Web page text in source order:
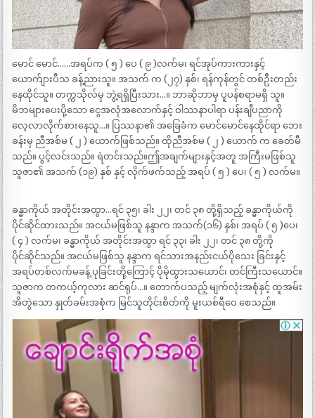
မောင် မောင်……အရပ်က ( ၅ ) ပေ ( ၉ )လက်မ၊ ရင်အုပ်ကားကားနှင့်
ယောက်ျားပီသ ခန့်ညားသူ။ အသက် က (၂၇) နှစ်၊ ရန်ကုန်တွင် တစ်ဦးတည်း
နေထိုင်သူ။ တက္ကသိုလ်မှ ဘွဲ့ရရှိပြီးသား…။ ဘာဆိုဘာမှ ပူပန်စရာမရှိ သူ။
မိဘများပေးပို့သော ငွေအလုံအလောက်နှင့် ဝါဿနာပါရာ ပန်းချီပညာကို
လေ့လာလိုက်စားနေသူ…။ ပြဿနာ၏ အခြေခံက မောင်မောင်နေထိုင်ရာ ဘေး
ခန်းမှ ညီအစ်မ ( ၂ ) ယောက်ဖြစ်သည်။ ထိုညီအစ်မ ( ၂ ) ယောက် က ခေတ်မီ
သည်။ ပွင့်လင်းသည်။ ရဲတင်းသည်။ဤအချက်များနှင့်အတူ အကြီးမဖြစ်သူ
သူဇာ၏ အသက် (၁၉) နှစ် နှင့် လိုက်ဖက်သည့် အရပ် ( ၅ ) ပေ၊ ( ၅ ) လက်မ။
ခန္ဓာကိုယ် အတိုင်းအထွာ…ရင် ၃၅၊ ခါး ၂၂၊ တင် ၃၈ တို့ရှိသည့် ခန္ဓာကိုယ်ကို
ပိုင်ဆိုင်ထားသည်။ အငယ်မဖြစ်သူ နန္ဒာက အသက်(၁၆) နှစ်၊ အရပ် ( ၅ )ပေ၊
( ၄ ) လက်မ၊ ခန္ဓာကိုယ် အတိုင်းအထွာ ရင် ၃၃၊ ခါး ၂၂၊ တင် ၃၈ တို့ကို
ပိုင်ဆိုင်သည်။ အငယ်မဖြစ်သူ နန္ဒာက ရင်သားအနည်းငယ်ပိုသေး ခြင်းနှင့်
အရပ်တစ်လက်မခန့် ပုခြင်းတို့ကြောင့် ပိုမိုထွားသယောင်၊ တင်ကြီးသယောင်။
သူဇာက တကယ့်ကုလား ဆင်ရုပ်…။ တောက်ပသည့် မျက်လုံးအစုံနှင့် ထူအမ်း
အိတွဲသော နှုတ်ခမ်းအစုံက မြင်သူတိုင်းစိတ်ကို မူးယစ်ရီဝေ စေသည်။